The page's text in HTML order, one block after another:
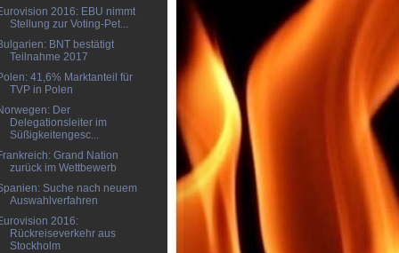
2016: EBU nimmt
Stellung zur Voting-Pet...
BNT bestätigt
Teilnahme 2017
41,6% Marktanteil für
TVP in Polen
Der
Delegationsleiter im
Süßigkeitengesc...
Grand Nation
zurück im Wettbewerb
Suche nach neuem
Auswahlverfahren
2016:
Rückreiseverkehr aus
Stockholm